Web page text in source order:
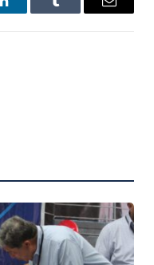
LinkedInTumblr Email